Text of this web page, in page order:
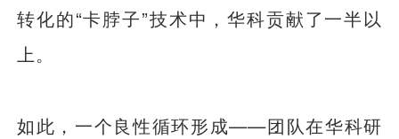
转化的“卡脖子”技术中，华科贡献了一半以
上。
如此，一个良性循环形成——团队在华科研